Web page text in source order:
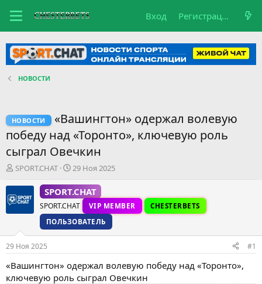
Вход Регистрация
НОВОСТИ
НОВОСТИ
«Вашингтон» одержал волевую
победу над «Торонто», ключевую роль
сыграл Овечкин
А
т
о
е
м
ы
SPORT.CHAT
Д
т
а
н
а
ч
л
а
29 Ноя 2025
SPORT.CHAT
SPORT.CHAT VIP MEMBER
CHESTERBETS
ПОЛЬЗОВАТЕЛЬ
29 Ноя 2025 #1
«Вашингтон» одержал волевую победу над «Торонто»,
ключевую роль сыграл Овечкин